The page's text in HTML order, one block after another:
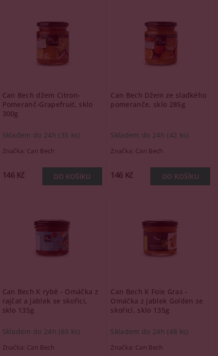
Can Bech džem Citron-
Pomeranč-Grapefruit, sklo
300g
Skladem do 24h (35 ks)
Značka: Can Bech
146 Kč
Can Bech Džem ze sladkého
pomeranče, sklo 285g
Skladem do 24h (42 ks)
Značka: Can Bech
146 Kč
Can Bech K rybě - Omáčka z
rajčat a jablek se skořicí,
sklo 135g
Skladem do 24h (65 ks)
Značka: Can Bech
Can Bech K Foie Gras -
Omáčka z jablek Golden se
skořicí, sklo 135g
Skladem do 24h (48 ks)
Značka: Can Bech